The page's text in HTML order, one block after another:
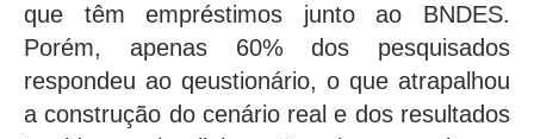
que têm empréstimos junto ao BNDES.
Porém, apenas 60% dos pesquisados
respondeu ao qeustionário, o que atrapalhou
a construção do cenário real e dos resultados